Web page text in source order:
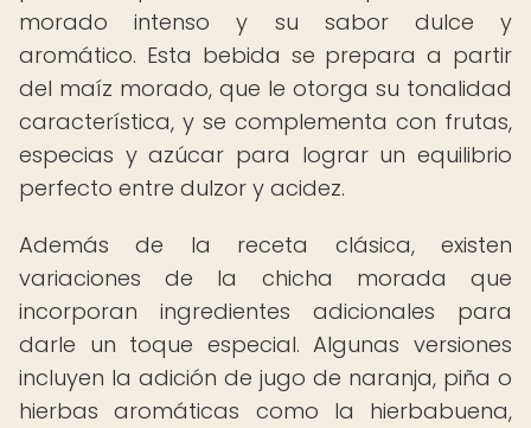
morado intenso y su sabor dulce y
aromático. Esta bebida se prepara a partir
del maíz morado, que le otorga su tonalidad
característica, y se complementa con frutas,
especias y azúcar para lograr un equilibrio
perfecto entre dulzor y acidez.
Además de la receta clásica, existen
variaciones de la chicha morada que
incorporan ingredientes adicionales para
darle un toque especial. Algunas versiones
incluyen la adición de jugo de naranja, piña o
hierbas aromáticas como la hierbabuena,